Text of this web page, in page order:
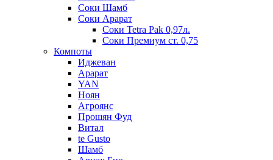
Соки Шамб
Соки Арарат
Соки Tetra Pak 0,97л.
Соки Премиум ст. 0,75
Компоты
Иджеван
Арарат
YAN
Ноян
Агроянс
Прошян Фуд
Витал
te Gusto
Шамб